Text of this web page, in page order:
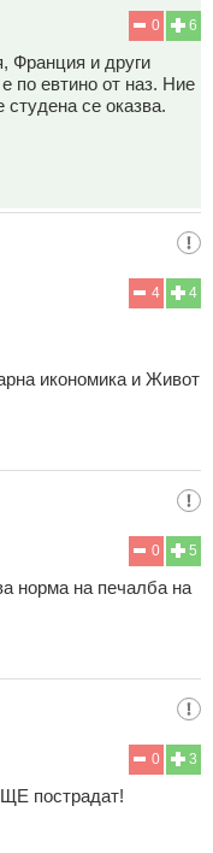
6
0
Франция и други
по евтино от наз. Ние
студена се оказва.
4
4
икономика и Живот
5
0
норма на печалба на
3
0
ЩЕ пострадат!